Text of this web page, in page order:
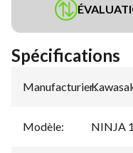
Spécifications
Manufacturier:
Modèle: NINJA